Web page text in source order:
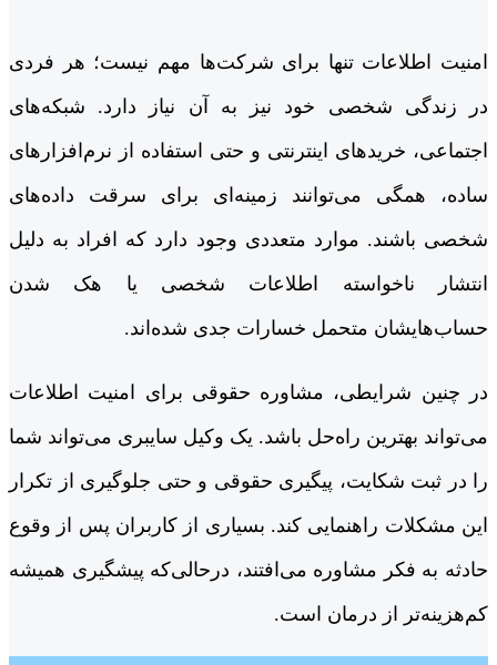
امنیت اطلاعات تنها برای شرکت‌ها مهم نیست؛ هر فردی
در زندگی شخصی خود نیز به آن نیاز دارد. شبکه‌های
اجتماعی، خریدهای اینترنتی و حتی استفاده از نرم‌افزارهای
ساده، همگی می‌توانند زمینه‌ای برای سرقت داده‌های
شخصی باشند. موارد متعددی وجود دارد که افراد به دلیل
انتشار ناخواسته اطلاعات شخصی یا هک شدن
حساب‌هایشان متحمل خسارات جدی شده‌اند.
در چنین شرایطی، مشاوره حقوقی برای امنیت اطلاعات
می‌تواند بهترین راه‌حل باشد. یک وکیل سایبری می‌تواند شما
را در ثبت شکایت، پیگیری حقوقی و حتی جلوگیری از تکرار
این مشکلات راهنمایی کند. بسیاری از کاربران پس از وقوع
حادثه به فکر مشاوره می‌افتند، درحالی‌که پیشگیری همیشه
کم‌هزینه‌تر از درمان است.